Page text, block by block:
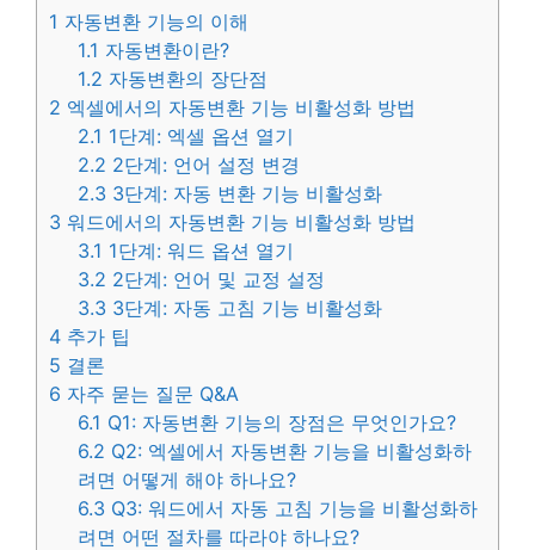
1 자동변환 기능의 이해
1.1 자동변환이란?
1.2 자동변환의 장단점
2 엑셀에서의 자동변환 기능 비활성화 방법
2.1 1단계: 엑셀 옵션 열기
2.2 2단계: 언어 설정 변경
2.3 3단계: 자동 변환 기능 비활성화
3 워드에서의 자동변환 기능 비활성화 방법
3.1 1단계: 워드 옵션 열기
3.2 2단계: 언어 및 교정 설정
3.3 3단계: 자동 고침 기능 비활성화
4 추가 팁
5 결론
6 자주 묻는 질문 Q&A
6.1 Q1: 자동변환 기능의 장점은 무엇인가요?
6.2 Q2: 엑셀에서 자동변환 기능을 비활성화하
려면 어떻게 해야 하나요?
6.3 Q3: 워드에서 자동 고침 기능을 비활성화하
려면 어떤 절차를 따라야 하나요?